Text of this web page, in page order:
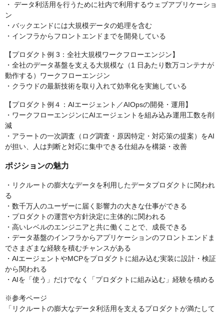
・ データ利活用を行うために社内で利用するウェブアプリケーショ
ン
・バックエンドには大規模データの処理を含む
・インフラからフロントエンドまでを開発している
【プロダクト例 3：全社大規模ワークフローエンジン】
・全社のデータ基盤を支える大規模な（1 日あたり数万コンテナが
動作する）ワークフローエンジン
・クラウドの最新技術を取り入れて効率化を実施している
【プロダクト例４：AIエージェント／AIOpsの開発・運用】
・ワークフローエンジンにAIエージェントを組み込み運用工数を削
減
・アラートの一次調査（ログ調査・原因特定・対応策の提案）をAI
が担い、人は判断と対応に集中できる仕組みを構築・改善
ポジションの魅力
・リクルートの膨大なデータを利用したデータプロダクトに関われ
る
・数千万人のユーザーに届く影響力の大きな仕事ができる
・プロダクトの運営や方針決定に主体的に関われる
・高いレベルのエンジニアと共に働くことで、成長できる
・データ基盤のインフラからアプリケーションのフロントエンドま
でさまざまな経験を積むチャンスがある
・AIエージェントやMCPをプロダクトに組み込む実装に設計・検証
から関われる
・AIを「使う」だけでなく「プロダクトに組み込む」経験を積める
※参考ページ
「リクルートの膨大なデータ利活用を支えるプロダクトが満たして